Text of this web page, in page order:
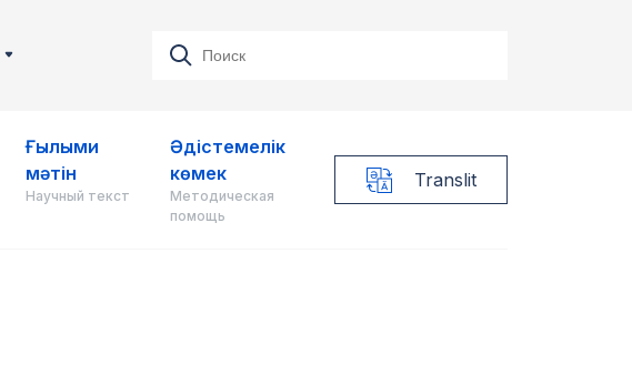
Ғылыми
мәтін
Научный текст
Әдістемелік
көмек
Методическая
помощь
Translit